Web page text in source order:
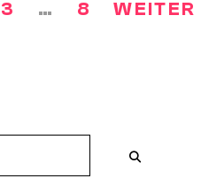
oder
3 … 8 WEITER